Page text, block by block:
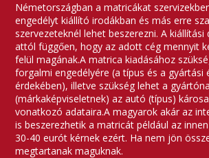
Németországban a matricákat
engedélyt kiállító irodákban és más erre
szervezeteknél lehet beszerezni. A kiállítási
attól függően, hogy az adott cég mennyit
felül magának.A matrica kiadásához
forgalmi engedélyére (a típus és a gyártási
érdekében), illetve szükség lehet a
(márkaképviseletnek) az autó (típus)
vonatkozó adataira.A magyarok akár az
is beszerezhetik a matricát például az
30-40 eurót kérnek ezért. Ha nem jön
megtartanak maguknak.